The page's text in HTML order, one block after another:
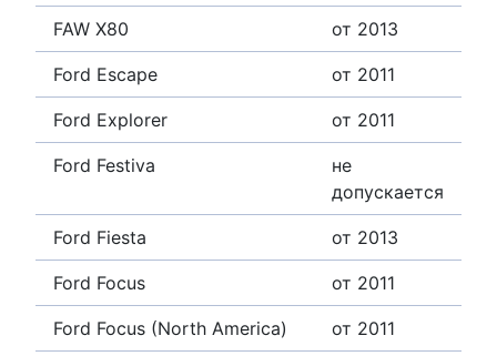
FAW X80 от 2013
Ford Escape от 2011
Ford Explorer от 2011
Ford Festiva
не
допускается
Ford Fiesta от 2013
Ford Focus от 2011
Ford Focus (North America) от 2011